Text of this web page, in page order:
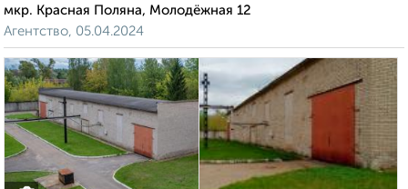
мкр. Красная Поляна, Молодёжная 12
Агентство, 05.04.2024